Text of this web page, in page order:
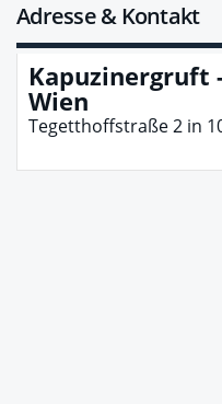
Adresse & Kontakt
Kapuzinergruft
Wien
Tegetthoffstraße 2 in